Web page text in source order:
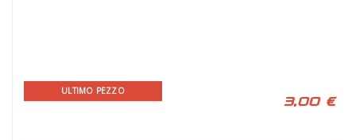
ULTIMO PEZZO
3,00 €